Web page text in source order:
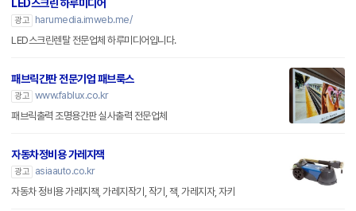
LED스크린 하루미디어
광고
harumedia.imweb.me/
LED스크린렌탈 전문업체 하루미디어입니다.
패브릭간판 전문기업 패브룩스
광고 www.fablux.co.kr
패브릭출력 조명용간판 실사출력 전문업체
자동차정비용 가레지잭
광고
asiaauto.co.kr
자동차 정비용 가레지잭, 가레지작기, 작기, 잭, 가레지자, 자키